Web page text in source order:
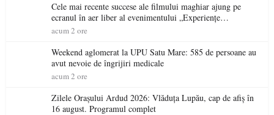
Cele mai recente succese ale filmului maghiar ajung pe
ecranul în aer liber al evenimentului „Experiențe
cinematografice Partium”
acum 2 ore
Weekend aglomerat la UPU Satu Mare: 585 de persoane au
avut nevoie de îngrijiri medicale
acum 2 ore
Zilele Orașului Ardud 2026: Vlăduța Lupău, cap de afiș în
16 august. Programul complet